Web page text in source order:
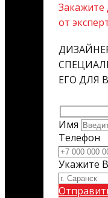
Закажите
от
ЕГО ДЛЯ
Имя
Телефон
Укажите